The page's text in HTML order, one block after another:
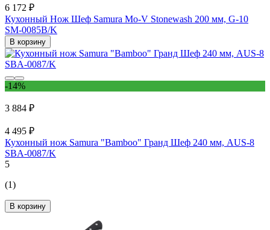
6 172 ₽
Кухонный Нож Шеф Samura Mo-V Stonewash 200 мм, G-10
SM-0085B/K
В корзину
-14%
3 884 ₽
4 495 ₽
Кухонный нож Samura "Bamboo" Гранд Шеф 240 мм, AUS-8
SBA-0087/K
5
(1)
В корзину